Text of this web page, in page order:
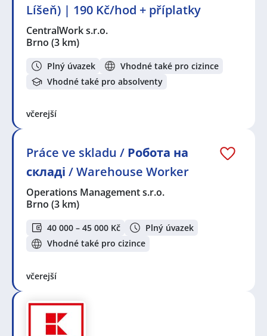
Líšeň) | 190 Kč/hod + příplatky
CentralWork s.r.o.
Brno (3 km)
Plný úvazek
Vhodné také pro cizince
Vhodné také pro absolventy
včerejší
Práce ve skladu / Робота на
складі / Warehouse Worker
Operations Management s.r.o.
Brno (3 km)
40 000 – 45 000 Kč
Plný úvazek
Vhodné také pro cizince
včerejší